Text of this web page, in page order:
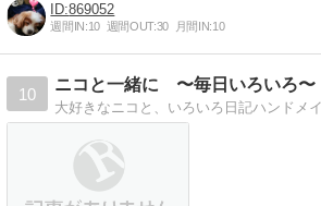
869052
週間IN:10 週間OUT:30 月間IN:10
10
ニコと一緒に 〜毎日いろいろ〜
大好きなニコと、いろいろ日記ハンドメ